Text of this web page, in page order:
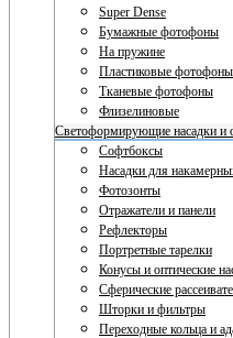
Super Dense
Бумажные фотофоны
На пружине
Пластиковые фотофоны
Тканевые фотофоны
Флизелиновые
Светоформирующие насадки и
Софтбоксы
Насадки для
Фотозонты
Отражатели и панели
Рефлекторы
Портретные тарелки
Конусы и оптические
Сферические
Шторки и фильтры
Переходные кольца и